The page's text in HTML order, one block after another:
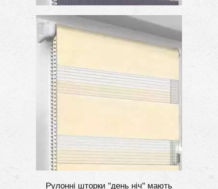
Рулонні шторки "день ніч" мають